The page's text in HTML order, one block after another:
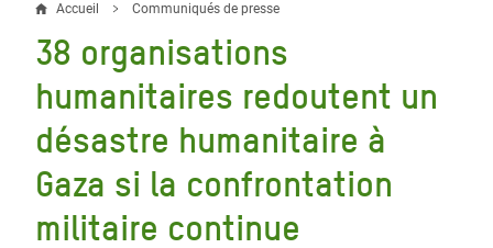
Fil
d'Ariane
Accueil Communiqués de presse
38 organisations
humanitaires redoutent un
désastre humanitaire à
Gaza si la confrontation
militaire continue